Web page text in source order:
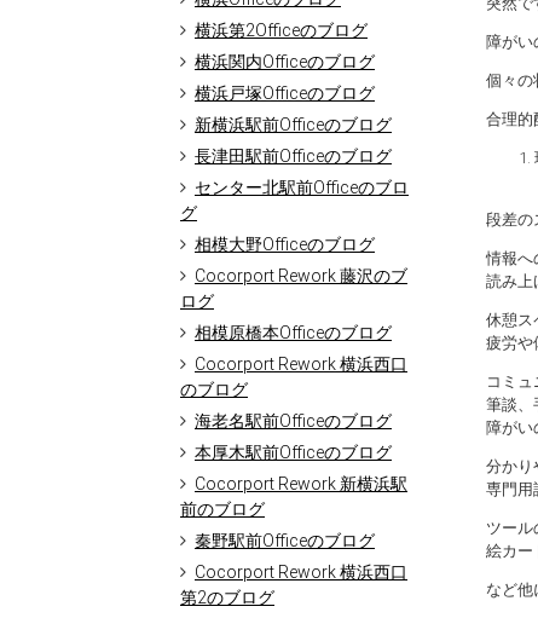
横浜第2Officeのブログ
横浜関内Officeのブログ
横浜戸塚Officeのブログ
新横浜駅前Officeのブログ
長津田駅前Officeのブログ
センター北駅前Officeのブロ
グ
相模大野Officeのブログ
Cocorport Rework 藤沢のブ
ログ
相模原橋本Officeのブログ
Cocorport Rework 横浜西口
のブログ
海老名駅前Officeのブログ
本厚木駅前Officeのブログ
Cocorport Rework 新横浜駅
前のブログ
秦野駅前Officeのブログ
Cocorport Rework 横浜西口
第2のブログ
障がい
個々の
合理的
段差の
情報へ
読み上
休憩ス
疲労や
コミ
筆談、
障がい
分かり
専門用
ツール
絵カー
など他